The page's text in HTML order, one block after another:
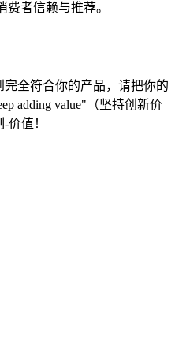
者信赖与推荐。
全符合你的产品，请把你的
adding value"（坚持创新价
价值！